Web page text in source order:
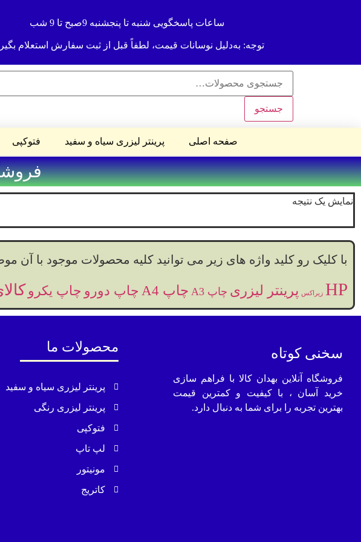
ساعات پاسخگویی شنبه تا پنجشنبه 9صبح تا 9 شب
توجه: به‌دلیل نوسانات قیمت، لطفاً قبل از ثبت سفارش استعلام
جستجو
صفحه اصلی پرینتر لیزری سیاه و سفید فتوکپی
نمایش یک نتیجه
با کلیک رو کلید واژه های زیر می توانید کلیه محصولات موجود با آن
HP زیراکس پرینتر لیزری چاپ A3 چاپ A4 چاپ دورو چاپ یکرو
سخنی کوتاه
فروشگاه آنلاین بهدان کالا با فراهم سازی
خرید آسان ، با کیفیت و کمترین قیمت
بهترین تجربه را برای شما به دنبال دارد.
محصولات ما
پرینتر لیزری سیاه و سفید
پرینتر لیزری رنگی
فتوکپی
لپ تاپ
مونیتور
کاتریج